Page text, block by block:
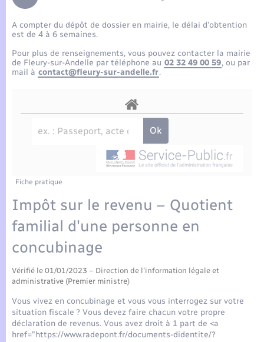
Compétences
Plan interactif
Publications
La Communauté de communes
Etat-civil - Papiers - Citoyenneté
Mariage – PACS
Parrainage civil
Logement - Urbanisme
Nouvel habitant
Organisation d’événement
Sécurité - Prévention
Seniors
Transports
Transports scolaires
Voirie et espace public
Travaux - Autorisation d’occupation de l’espace
public
A compter du dépôt de dossier en mairie, le délai d’obtention
est de 4 à 6 semaines.
Pour plus de renseignements, vous pouvez contacter la mairie
de Fleury-sur-Andelle par téléphone au 02 32 49 00 59, ou par
mail à contact@fleury-sur-andelle.fr.
Fiche pratique
Impôt sur le revenu – Quotient
familial d'une personne en
concubinage
Vérifié le 01/01/2023 – Direction de l'information légale et
administrative (Premier ministre)
Vous vivez en concubinage et vous vous interrogez sur votre
situation fiscale ? Vous devez faire chacun votre propre
déclaration de revenus. Vous avez droit à 1 part de <a
href="https://www.radepont.fr/documents-didentite/?